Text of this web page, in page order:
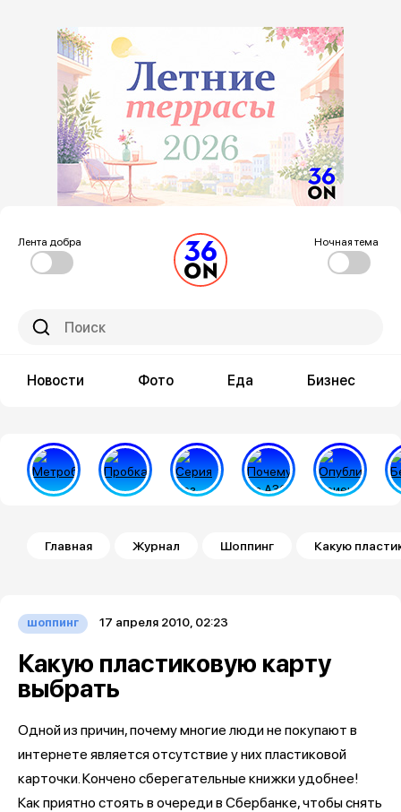
Лента добра Ночная тема
Новости Фото Еда Бизнес
Строка навигации
Главная Журнал Шоппинг Какую
шоппинг 17 апреля 2010, 02:23
Какую пластиковую карту
выбрать
Одной из причин, почему многие люди не покупают в
интернете является отсутствие у них пластиковой
карточки. Кончено сберегательные книжки удобнее!
Как приятно стоять в очереди в Сбербанке, чтобы снять